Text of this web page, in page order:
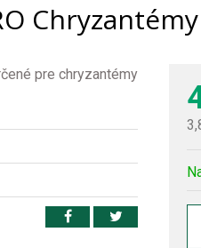
pre chryzantémy